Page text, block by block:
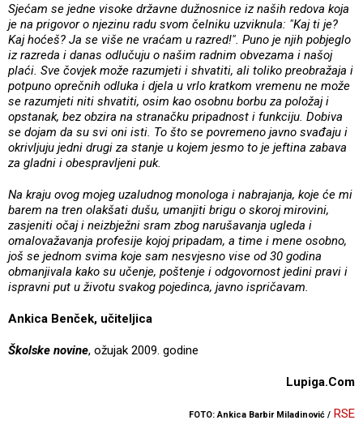
Sjećam se jedne visoke državne dužnosnice iz naših redova koja
je na prigovor o njezinu radu svom čelniku uzviknula: "Kaj ti je?
Kaj hoćeš? Ja se više ne vraćam u razred!". Puno je njih pobjeglo
iz razreda i danas odlučuju o našim radnim obvezama i našoj
plaći. Sve čovjek može razumjeti i shvatiti, ali toliko preobražaja i
potpuno oprečnih odluka i djela u vrlo kratkom vremenu ne može
se razumjeti niti shvatiti, osim kao osobnu borbu za položaj i
opstanak, bez obzira na stranačku pripadnost i funkciju. Dobiva
se dojam da su svi oni isti. To što se povremeno javno svađaju i
okrivljuju jedni drugi za stanje u kojem jesmo to je jeftina zabava
za gladni i obespravljeni puk.
Na kraju ovog mojeg uzaludnog monologa i nabrajanja, koje će mi
barem na tren olakšati dušu, umanjiti brigu o skoroj mirovini,
zasjeniti očaj i neizbježni sram zbog narušavanja ugleda i
omalovažavanja profesije kojoj pripadam, a time i mene osobno,
još se jednom svima koje sam nesvjesno vise od 30 godina
obmanjivala kako su učenje, poštenje i odgovornost jedini pravi i
ispravni put u životu svakog pojedinca, javno ispričavam.
Ankica Benček, učiteljica
Školske novine, ožujak 2009. godine
Lupiga.Com
FOTO: Ankica Barbir Miladinović / RSE